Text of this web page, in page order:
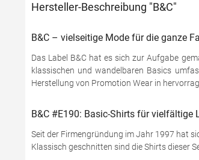
Hersteller-Beschreibung "B&C"
B&C – vielseitige Mode für die ganze
Das Label B&C hat es sich zur Aufgabe
klassischen und wandelbaren Basics
Herstellung von Promotion Wear in
B&C #E190: Basic-Shirts für vielfältige
Seit der Firmengründung im Jahr 1997 hat
Klassisch geschnitten sind die Shirts dieser